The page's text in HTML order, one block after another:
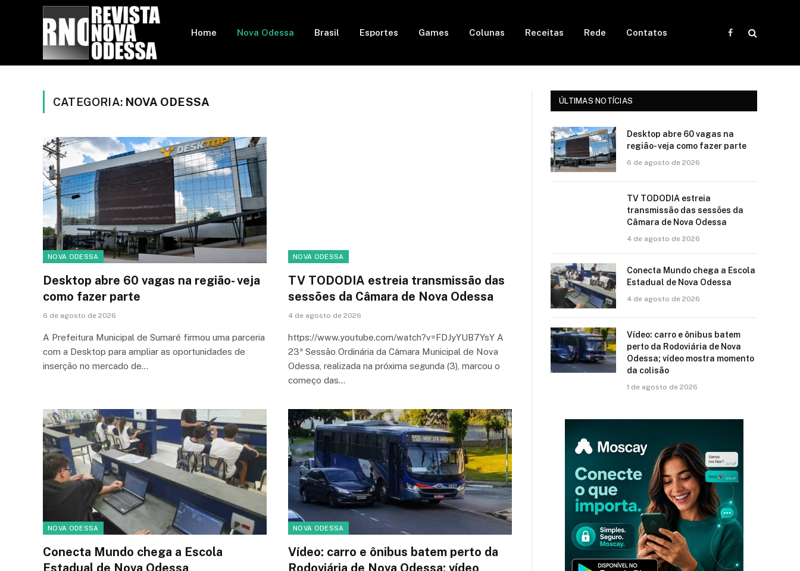
Home Nova Odessa Brasil Esportes Games Colunas Receitas Rede Contatos
Facebook
CATEGORIA: NOVA ODESSA
NOVA ODESSA
Desktop abre 60 vagas na região- veja
como fazer parte
6 de agosto de 2026
A Prefeitura Municipal de Sumaré firmou uma parceria
com a Desktop para ampliar as oportunidades de
inserção no mercado de…
NOVA ODESSA
TV TODODIA estreia transmissão das
sessões da Câmara de Nova Odessa
4 de agosto de 2026
https://www.youtube.com/watch?v=FDJyYUB7YsY A
23ª Sessão Ordinária da Câmara Municipal de Nova
Odessa, realizada na próxima segunda (3), marcou o
começo das…
NOVA ODESSA
Conecta Mundo chega a Escola
Estadual de Nova Odessa
NOVA ODESSA
Vídeo: carro e ônibus batem perto da
Rodoviária de Nova Odessa; vídeo
ÚLTIMAS NOTÍCIAS
Desktop abre 60 vagas na
região- veja como fazer parte
6 de agosto de 2026
TV TODODIA estreia
transmissão das sessões da
Câmara de Nova Odessa
4 de agosto de 2026
Conecta Mundo chega a Escola
Estadual de Nova Odessa
4 de agosto de 2026
Vídeo: carro e ônibus batem
perto da Rodoviária de Nova
Odessa; vídeo mostra momento
da colisão
1 de agosto de 2026